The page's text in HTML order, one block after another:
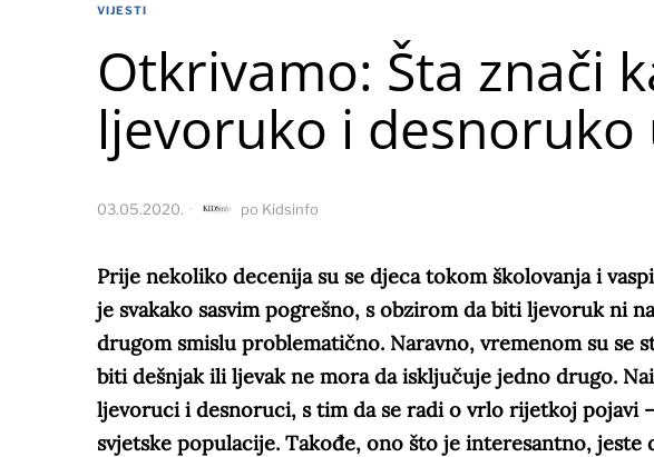
VIJESTI
Otkrivamo: Šta znači
ljevoruko i desnoruko
03.05.2020. po Kidsinfo
Prije nekoliko decenija su se djeca tokom školovanja i
je svakako sasvim pogrešno, s obzirom da biti ljevoruk ni
drugom smislu problematično. Naravno, vremenom su
biti dešnjak ili ljevak ne mora da isključuje jedno drugo.
ljevoruci i desnoruci, s tim da se radi o vrlo rijetkoj pojavi
svjetske populacije. Takođe, ono što je interesantno, jeste